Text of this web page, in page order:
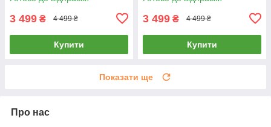
боковою опорою, парасолька
3 499 ₴ 4 499 ₴
Купити
стійкою для тераси та кафе,
3 499 ₴ 4 499 ₴
Купити
Показати ще
Про нас